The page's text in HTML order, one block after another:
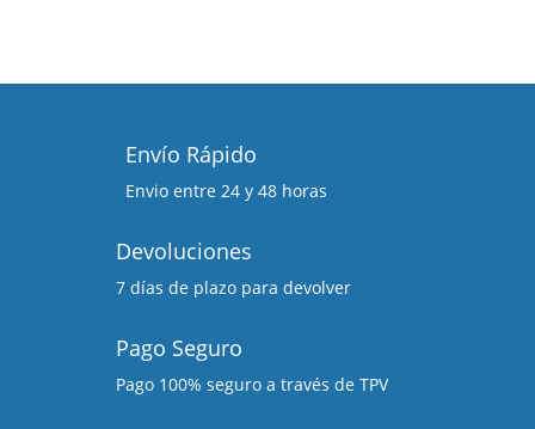
Envío Rápido
Envio entre 24 y 48 horas
Devoluciones
7 días de plazo para devolver
Pago Seguro
Pago 100% seguro a través de TPV